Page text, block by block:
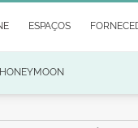
ESPAÇOS